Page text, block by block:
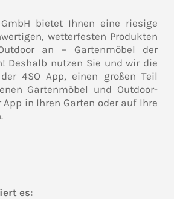
GmbH bietet Ihnen eine riesige
wetterfesten Produkten
an – Gartenmöbel der
Deshalb nutzen Sie und wir die
4SO App, einen großen Teil
Gartenmöbel und Outdoor-
App in Ihren Garten oder auf Ihre
es: